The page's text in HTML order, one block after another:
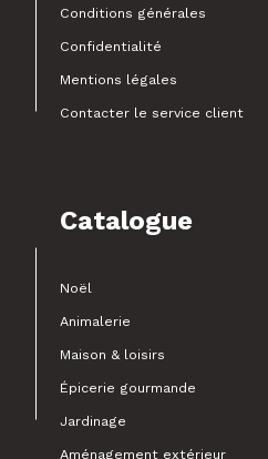
Conditions générales
Confidentialité
Mentions légales
Contacter le service client
Catalogue
Noël
Animalerie
Maison & loisirs
Épicerie gourmande
Jardinage
Aménagement extérieur